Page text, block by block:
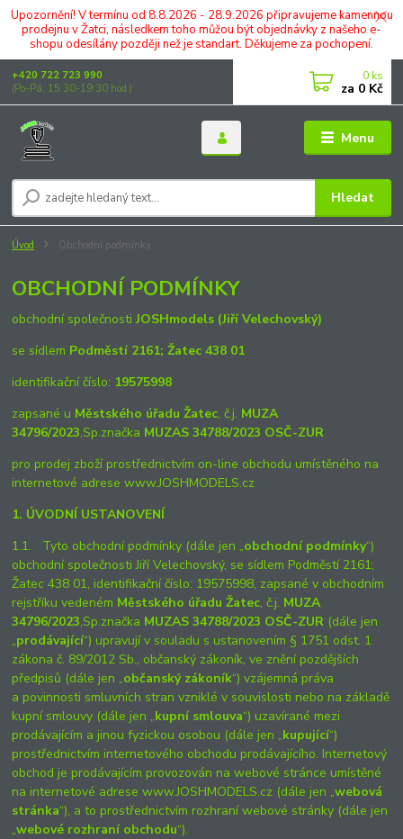
Upozornění! V termínu od 8.8.2026 - 28.9.2026 připravujeme kamennou
prodejnu v Žatci, následkem toho můžou být objednávky z našeho e-
shopu odesílány později než je standart. Děkujeme za pochopení.
Menu
Hledat
+420 722 723 990
(Po-Pá, 15:30-19:30 hod.)
0 ks
za 0 Kč
Úvod Obchodní podmínky
OBCHODNÍ PODMÍNKY
obchodní společnostiJOSHmodels (Jiří Velechovský)
se sídlem Podměstí 2161; Žatec 438 01
identifikační číslo: 19575998
zapsané u Městského úřadu Žatec, č.j. MUZA
34796/2023,Sp.značka MUZAS 34788/2023 OSČ-ZUR
pro prodej zboží prostřednictvím on-line obchodu umístěného na
internetové adrese www.JOSHMODELS.cz
1. ÚVODNÍ USTANOVENÍ
1.1. Tyto obchodní podmínky (dále jen „obchodní podmínky“)
obchodní společnosti Jiří Velechovský, se sídlem Podměstí 2161;
Žatec 438 01, identifikační číslo: 19575998, zapsané v obchodním
rejstříku vedeném Městského úřadu Žatec, č.j. MUZA
34796/2023,Sp.značka MUZAS 34788/2023 OSČ-ZUR (dále jen
„prodávající“) upravují v souladu s ustanovením § 1751 odst. 1
zákona č. 89/2012 Sb., občanský zákoník, ve znění pozdějších
předpisů (dále jen „občanský zákoník“) vzájemná práva
a povinnosti smluvních stran vzniklé v souvislosti nebo na základě
kupní smlouvy (dále jen „kupní smlouva“) uzavírané mezi
prodávajícím a jinou fyzickou osobou (dále jen „kupující“)
prostřednictvím internetového obchodu prodávajícího. Internetový
obchod je prodávajícím provozován na webové stránce umístěné
na internetové adrese www.JOSHMODELS.cz (dále jen „webová
stránka“), a to prostřednictvím rozhraní webové stránky (dále jen
„webové rozhraní obchodu“).